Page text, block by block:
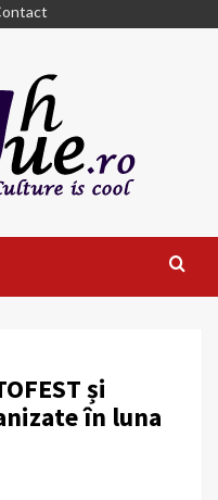
și
în luna